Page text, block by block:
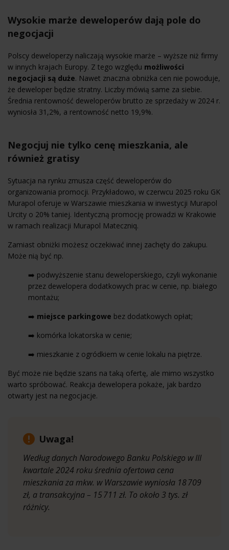
Wysokie marże deweloperów dają pole do
negocjacji
Polscy deweloperzy naliczają wysokie marże – wyższe niż firmy
w innych krajach Europy. Z tego względu możliwości
negocjacji są duże. Nawet znaczna obniżka cen nie powoduje,
że deweloper będzie stratny. Liczby mówią same za siebie.
Średnia rentowność deweloperów brutto ze sprzedaży w 2024 r.
wyniosła 31,2%, a rentowność netto 19,9%.
Negocjuj nie tylko cenę mieszkania, ale
również gratisy
Sytuacja na rynku zmusza część deweloperów do
organizowania promocji. Przykładowo, w czerwcu 2025 roku GK
Murapol oferuje w Warszawie mieszkania w inwestycji Murapol
Urcity o 20% taniej. Identyczną promocję prowadzi w Krakowie
w ramach realizacji Murapol Mateczniq.
Zamiast obniżki możesz oczekiwać innej zachęty do zakupu.
Może nią być np.
➡️ podwyższenie stanu deweloperskiego, czyli wykonanie
przez dewelopera dodatkowych prac w cenie, np. białego
montażu;
➡️ miejsce parkingowe bez dodatkowych opłat;
➡️ komórka lokatorska w cenie;
➡️ mieszkanie z ogródkiem w cenie lokalu na piętrze.
Być może nie będzie szans na taką ofertę, ale mimo wszystko
warto spróbować. Reakcja dewelopera pokaże, jak bardzo
otwarty jest na negocjacje.
Uwaga!
Według danych Narodowego Banku Polskiego w III
kwartale 2024 roku średnia ofertowa cena
mieszkania za mkw. w Warszawie wyniosła 18 709
zł, a transakcyjna – 15 711 zł. To około 3 tys. zł
różnicy.